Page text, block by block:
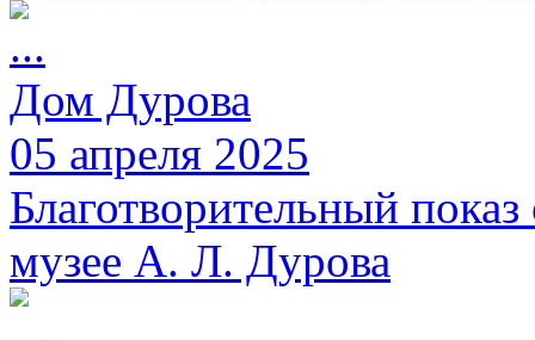
Дом Дурова
05 апреля 2025
Благотворительный
музее А. Л. Дурова